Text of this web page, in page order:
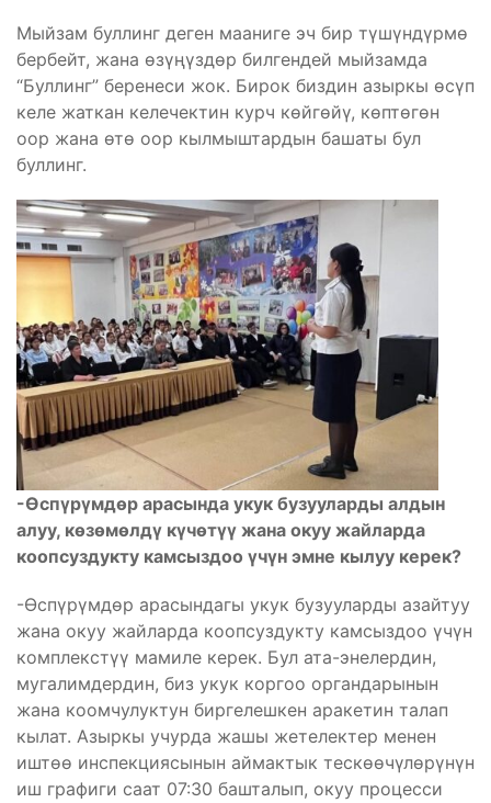
Мыйзам буллинг деген мааниге эч бир түшүндүрмө
бербейт, жана өзүңүздөр билгендей мыйзамда
“Буллинг” беренеси жок. Бирок биздин азыркы өсүп
келе жаткан келечектин курч көйгөйү, көптөгөн
оор жана өтө оор кылмыштардын башаты бул
буллинг.
-Өспүрүмдөр арасында укук бузууларды алдын
алуу, көзөмөлдү күчөтүү жана окуу жайларда
коопсуздукту камсыздоо үчүн эмне кылуу керек?
-Өспүрүмдөр арасындагы укук бузууларды азайтуу
жана окуу жайларда коопсуздукту камсыздоо үчүн
комплекстүү мамиле керек. Бул ата-энелердин,
мугалимдердин, биз укук коргоо органдарынын
жана коомчулуктун биргелешкен аракетин талап
кылат. Азыркы учурда жашы жетелектер менен
иштөө инспекциясынын аймактык тескөөчүлөрүнүн
иш графиги саат 07:30 башталып, окуу процесси